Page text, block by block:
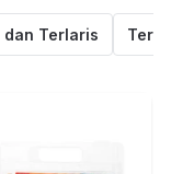
dan Terlaris